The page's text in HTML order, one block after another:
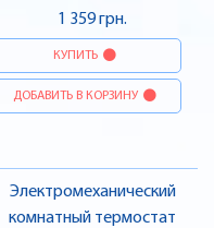
1 359 грн.
КУПИТЬ
ДОБАВИТЬ В КОРЗИНУ
Электромеханический
комнатный термостат